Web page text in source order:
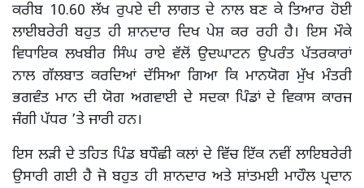
ਕਰੀਬ 10.60 ਲੱਖ ਰੁਪਏ ਦੀ ਲਾਗਤ ਦੇ ਨਾਲ ਬਣ ਕੇ ਤਿਆਰ ਹੋਈ
ਲਾਈਬਰੇਰੀ ਬਹੁਤ ਹੀ ਸ਼ਾਨਦਾਰ ਦਿਖ ਪੇਸ਼ ਕਰ ਰਹੀ ਹੈ। ਇਸ ਮੌਕੇ
ਵਿਧਾਇਕ ਲਖਬੀਰ ਸਿੰਘ ਰਾਏ ਵੱਲੋਂ ਉਦਘਾਟਨ ਉਪਰੰਤ ਪੱਤਰਕਾਰਾਂ
ਨਾਲ ਗੱਲਬਾਤ ਕਰਦਿਆਂ ਦੱਸਿਆ ਗਿਆ ਕਿ ਮਾਨਯੋਗ ਮੁੱਖ ਮੰਤਰੀ
ਭਗਵੰਤ ਮਾਨ ਦੀ ਯੋਗ ਅਗਵਾਈ ਦੇ ਸਦਕਾ ਪਿੰਡਾਂ ਦੇ ਵਿਕਾਸ ਕਾਰਜ
ਜੰਗੀ ਪੱਧਰ ’ਤੇ ਜਾਰੀ ਹਨ।
ਇਸ ਲੜੀ ਦੇ ਤਹਿਤ ਪਿੰਡ ਬਧੌਛੀ ਕਲਾਂ ਦੇ ਵਿੱਚ ਇੱਕ ਨਵੀਂ ਲਾਇਬਰੇਰੀ
ਉਸਾਰੀ ਗਈ ਹੈ ਜੋ ਬਹੁਤ ਹੀ ਸ਼ਾਨਦਾਰ ਅਤੇ ਸ਼ਾਂਤਮਈ ਮਾਹੌਲ ਪ੍ਰਦਾਨ